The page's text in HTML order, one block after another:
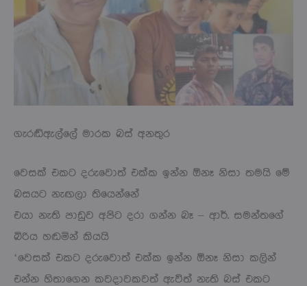
ගැරඬිඇල්ලේ මාරක බස් අනතුර
වෙසක් එකට දරුවොත් එක්ක ඉන්න ඕනෑ නිසා තමයි මේ
බසයට නැඟලා තියෙන්නේ
එයා නැති පාඩුව අපිට දරා ගන්න බෑ – ආර්. සමන්තගේ
බිරිය හඬමින් කියයි
‘වෙසක් එකට දරුවොත් එක්ක ඉන්න ඕනෑ නිසා කලින්
එන්න හිතාගෙන කවදාවකවත් ඇවිත් නැති බස් එකට